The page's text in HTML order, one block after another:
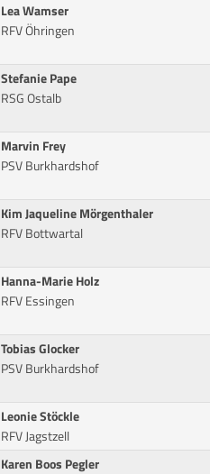
Lea Wamser
RFV Öhringen
Stefanie Pape
RSG Ostalb
Marvin Frey
PSV Burkhardshof
Kim Jaqueline Mörgenthaler
RFV Bottwartal
Hanna-Marie Holz
RFV Essingen
Tobias Glocker
PSV Burkhardshof
Leonie Stöckle
RFV Jagstzell
Karen Boos Pegler